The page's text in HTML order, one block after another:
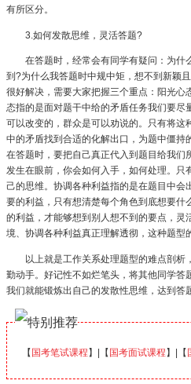
有所区分。
3.如何发散思维，灵活答题?
在答题时，经常会有同学有疑问：为什
到?为什么我答题时中规中矩，想不到新颖
很好解决，需要大家把握三个重点：阳光心
态指的是面对题干中给的矛盾任务我们要尽
可以改变的，群众是可以劝说的。只有将这
中的矛盾找到合适的化解出口，为题中僵持
在答题时，要把自己真正代入到题目给我们
发生在眼前，你会如何入手，如何处理。只
己的思维。协调各种利益指的是在题目中会
要的利益，只有想清楚每个角色到底想要什
的利益，才能够想到别人想不到的要点，灵
境、协调各种利益真正理解透彻，这种题型
以上就是工作关系处理题型的难点剖析
勤动手。好记性不如烂笔头，将其他同学答
我们就能锻炼出自己的发散性思维，达到答
【 国考笔试课程 】|【 国考面试课程 】|【